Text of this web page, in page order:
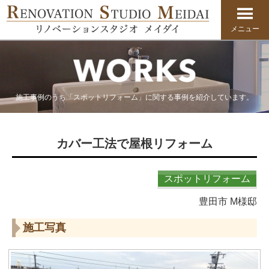
メニュー
施工事例のうち「スポットリフォーム」に関する事例を紹介しています。
カバー工法で屋根リフォーム
スポットリフォーム
豊田市 M様邸
施工写真